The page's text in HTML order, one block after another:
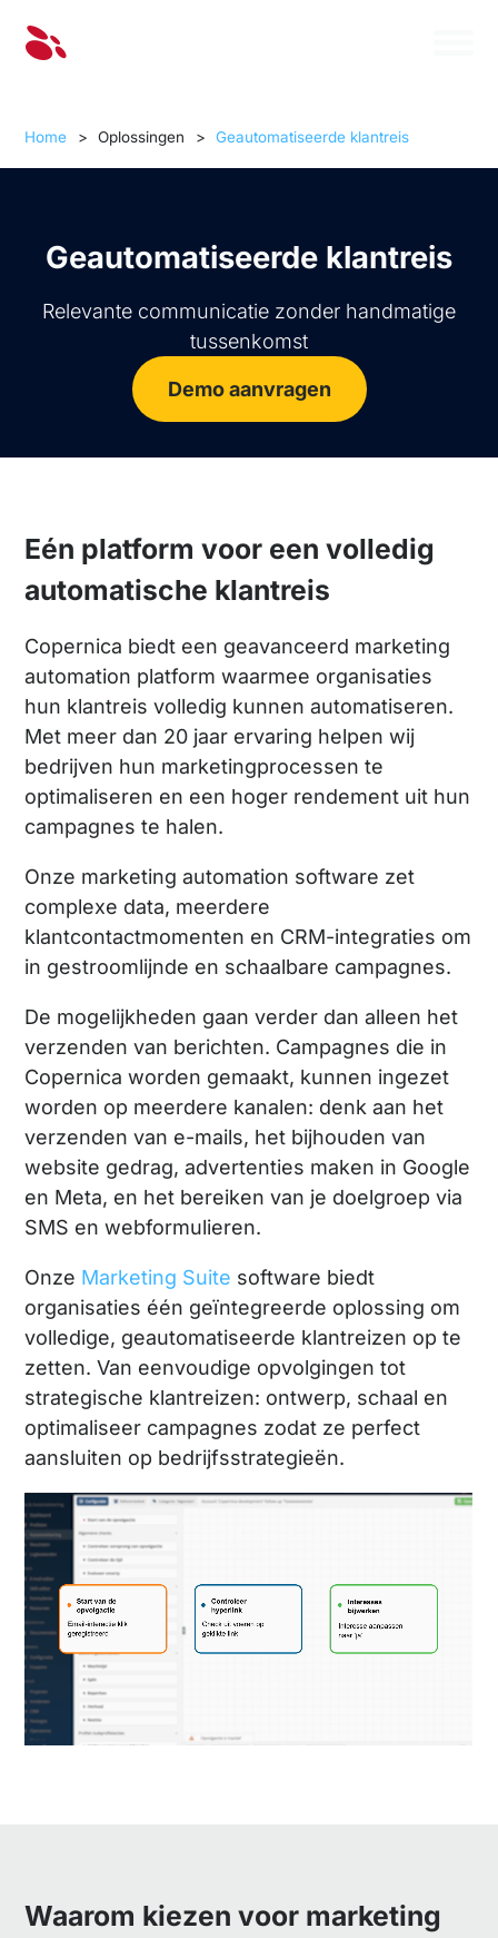
Home > Oplossingen > Geautomatiseerde klantreis
Geautomatiseerde klantreis
Relevante communicatie zonder handmatige
tussenkomst
Demo aanvragen
Eén platform voor een volledig
automatische klantreis
Copernica biedt een geavanceerd marketing
automation platform waarmee organisaties
hun klantreis volledig kunnen automatiseren.
Met meer dan 20 jaar ervaring helpen wij
bedrijven hun marketingprocessen te
optimaliseren en een hoger rendement uit hun
campagnes te halen.
Onze marketing automation software zet
complexe data, meerdere
klantcontactmomenten en CRM-integraties om
in gestroomlijnde en schaalbare campagnes.
De mogelijkheden gaan verder dan alleen het
verzenden van berichten. Campagnes die in
Copernica worden gemaakt, kunnen ingezet
worden op meerdere kanalen: denk aan het
verzenden van e-mails, het bijhouden van
website gedrag, advertenties maken in Google
en Meta, en het bereiken van je doelgroep via
SMS en webformulieren.
Onze Marketing Suite software biedt
organisaties één geïntegreerde oplossing om
volledige, geautomatiseerde klantreizen op te
zetten. Van eenvoudige opvolgingen tot
strategische klantreizen: ontwerp, schaal en
optimaliseer campagnes zodat ze perfect
aansluiten op bedrijfsstrategieën.
Waarom kiezen voor marketing